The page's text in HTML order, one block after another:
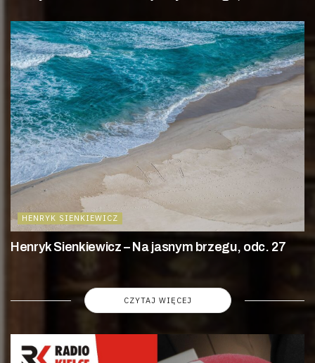
HENRYK SIENKIEWICZ
Henryk Sienkiewicz – Na jasnym brzegu, odc. 27
CZYTAJ WIĘCEJ